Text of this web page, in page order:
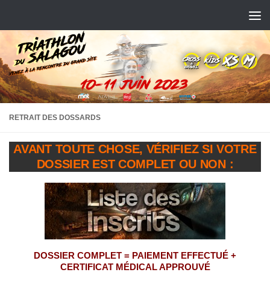
RETRAIT DES DOSSARDS
AVANT TOUTE CHOSE, VÉRIFIEZ SI VOTRE
DOSSIER EST COMPLET OU NON :
DOSSIER COMPLET = PAIEMENT EFFECTUÉ +
CERTIFICAT MÉDICAL APPROUVÉ